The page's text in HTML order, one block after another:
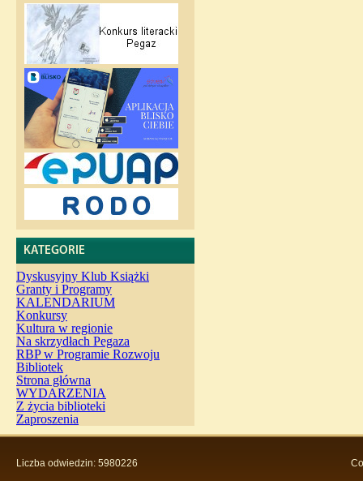
KATEGORIE
Dyskusyjny Klub Książki
Granty i Programy
KALENDARIUM
Konkursy
Kultura w regionie
Na skrzydłach Pegaza
RBP w Programie Rozwoju
Bibliotek
Strona główna
WYDARZENIA
Z życia biblioteki
Zaproszenia
Liczba odwiedzin: 5980226